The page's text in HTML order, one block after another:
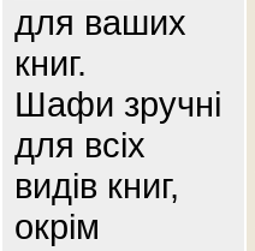
для ваших
книг.
Шафи зручні
для всіх
видів книг,
окрім